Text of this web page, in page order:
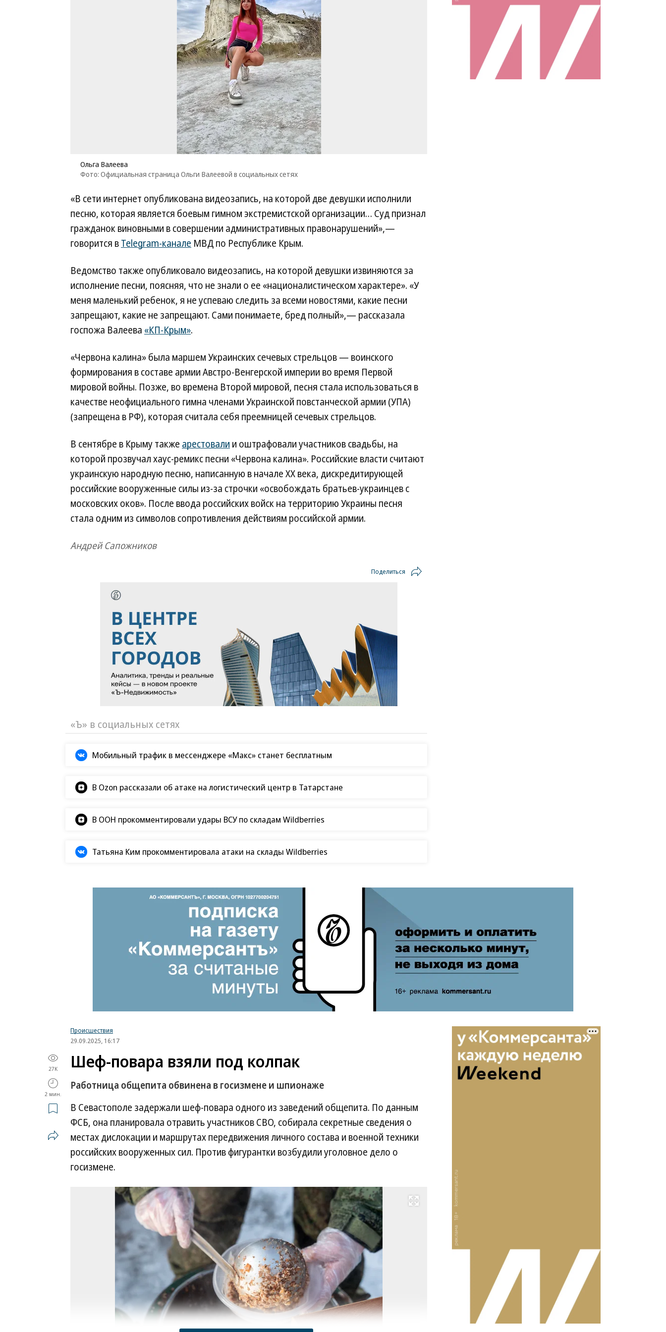
Ольга Валеева
Фото: Официальная страница Ольги Валеевой в социальных сетях
Валеева
«В сети интернет опубликована видеозапись, на которой две девушки исполнили
песню, которая является боевым гимном экстремистской организации… Суд признал
гражданок виновными в совершении административных правонарушений»,—
говорится вTelegram-канале МВД по Республике Крым.
Ведомство также опубликовало видеозапись, на которой девушки извиняются за
исполнение песни, поясняя, что не знали о ее «националистическом характере». «У
меня маленький ребенок, я не успеваю следить за всеми новостями, какие песни
запрещают, какие не запрещают. Сами понимаете, бред полный»,— рассказала
госпожа Валеева «КП-Крым».
«Червона калина» была маршем Украинских сечевых стрельцов — воинского
формирования в составе армии Австро-Венгерской империи во время Первой
мировой войны. Позже, во времена Второй мировой, песня стала использоваться в
качестве неофициального гимна членами Украинской повстанческой армии (УПА)
(запрещена в РФ), которая считала себя преемницей сечевых стрельцов.
В сентябре в Крыму также арестовали и оштрафовали участников свадьбы, на
которой прозвучал хаус-ремикс песни «Червона калина». Российские власти считают
украинскую народную песню, написанную в начале XX века, дискредитирующей
российские вооруженные силы из-за строчки «освобождать братьев-украинцев с
московских оков». После ввода российских войск на территорию Украины песня
стала одним из символов сопротивления действиям российской армии.
Андрей Сапожников
Поделиться
«Ъ» в социальных сетях
Мобильный трафик в мессенджере «Макс» станет бесплатным
В Ozon рассказали об атаке на логистический центр в Татарстане
В ООН прокомментировали удары ВСУ по складам Wildberries
Татьяна Ким прокомментировала атаки на склады Wildberries
Происшествия
29.09.2025, 16:17
27K
2 мин.
Шеф-повара взяли под колпак
Работница общепита обвинена в госизмене и шпионаже
В Севастополе задержали шеф-повара одного из заведений общепита. По данным
ФСБ, она планировала отравить участников СВО, собирала секретные сведения о
местах дислокации и маршрутах передвижения личного состава и военной техники
российских вооруженных сил. Против фигурантки возбудили уголовное дело о
госизмене.
Развернуть на весь экран
Евгения
Яблонская,